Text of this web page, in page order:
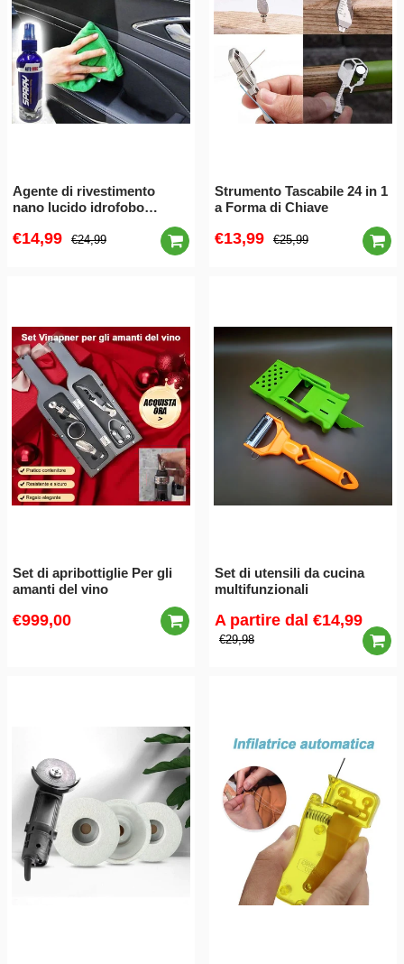
Agente di rivestimento
nano lucido idrofobo
€14,99 €24,99
Strumento Tascabile 24 in 1
a Forma di Chiave
€13,99 €25,99
Set di apribottiglie Per gli
amanti del vino
€999,00
Set di utensili da cucina
multifunzionali
A partire dal €14,99
€29,98